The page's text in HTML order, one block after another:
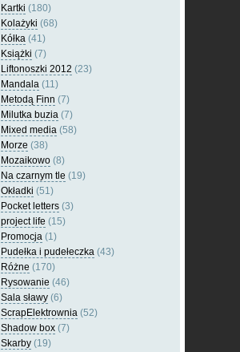
Kartki (180)
Kolażyki (68)
Kółka (41)
Książki (7)
Liftonoszki 2012 (23)
Mandala (11)
Metodą Finn (7)
Milutka buzia (7)
Mixed media (58)
Morze (38)
Mozaikowo (8)
Na czarnym tle (19)
Okładki (51)
Pocket letters (3)
project life (15)
Promocja (1)
Pudełka i pudełeczka (43)
Różne (170)
Rysowanie (46)
Sala sławy (6)
ScrapElektrownia (52)
Shadow box (7)
Skarby (19)